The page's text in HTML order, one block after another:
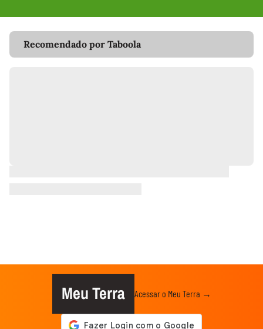
Recomendado por Taboola
Meu Terra Acessar o Meu Terra →